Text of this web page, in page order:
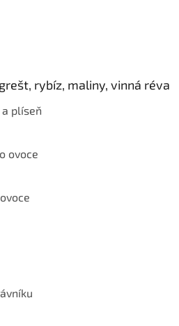
rybíz, maliny, vinná réva
plíseň
ovoce